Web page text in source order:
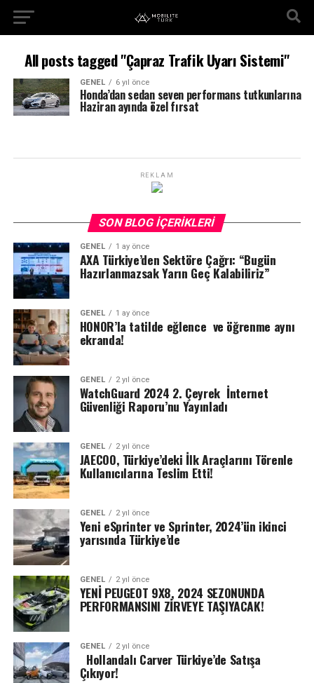
All posts tagged "Çapraz Trafik Uyarı Sistemi"
GENEL 6 yıl önce
Honda’dan sedan seven performans tutkunlarına
Haziran ayında özel fırsat
REKLAM
SON BLOG İÇERIKLERI
GENEL 1 ay önce
AXA Türkiye’den Sektöre Çağrı: “Bugün
Hazırlanmazsak Yarın Geç Kalabiliriz”
GENEL 1 ay önce
HONOR’la tatilde eğlence ve öğrenme aynı
ekranda!
GENEL 2 yıl önce
WatchGuard 2024 2. Çeyrek İnternet
Güvenliği Raporu’nu Yayınladı
GENEL 2 yıl önce
JAECOO, Türkiye’deki İlk Araçlarını Törenle
Kullanıcılarına Teslim Etti!
GENEL 2 yıl önce
Yeni eSprinter ve Sprinter, 2024’ün ikinci
yarısında Türkiye’de
GENEL 2 yıl önce
YENİ PEUGEOT 9X8, 2024 SEZONUNDA
PERFORMANSINI ZİRVEYE TAŞIYACAK!
GENEL 2 yıl önce
Hollandalı Carver Türkiye’de Satışa
Çıkıyor!